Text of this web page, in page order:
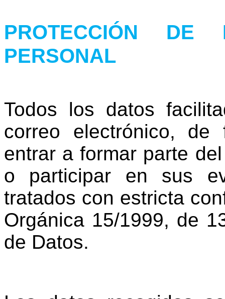
PROTECCIÓN DE
PERSONAL
Todos los datos
correo electrónico, de
entrar a formar parte
o participar en sus
tratados con estricta
Orgánica 15/1999, de
de Datos.